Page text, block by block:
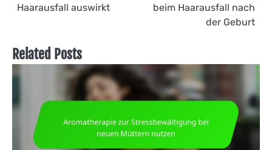
Haarausfall auswirkt
beim Haarausfall nach
der Geburt
Related Posts